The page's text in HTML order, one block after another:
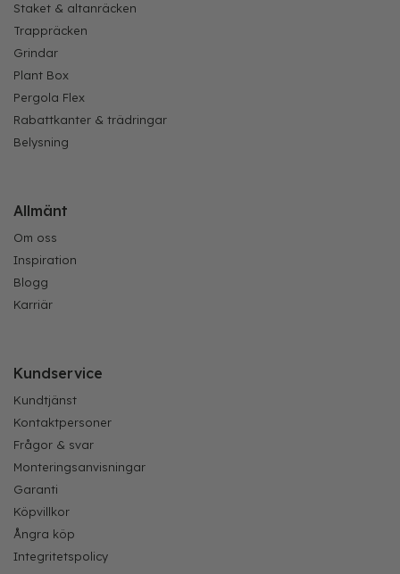
Staket & altanräcken
Trappräcken
Grindar
Plant Box
Pergola Flex
Rabattkanter & trädringar
Belysning
Allmänt
Om oss
Inspiration
Blogg
Karriär
Kundservice
Kundtjänst
Kontaktpersoner
Frågor & svar
Monteringsanvisningar
Garanti
Köpvillkor
Ångra köp
Integritetspolicy